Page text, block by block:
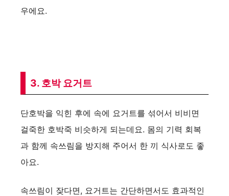
우에요.
3. 호박 요거트
단호박을 익힌 후에 속에 요거트를 섞어서 비비면
걸죽한 호박죽 비슷하게 되는데요. 몸의 기력 회복
과 함께 속쓰림을 방지해 주어서 한 끼 식사로도 좋
아요.
속쓰림이 잦다면, 요거트는 간단하면서도 효과적인